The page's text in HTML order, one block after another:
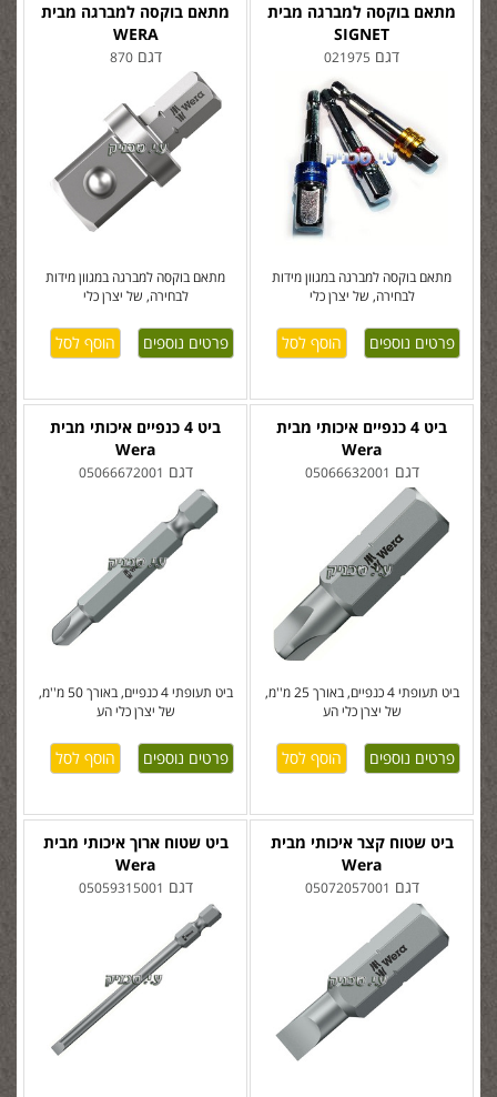
מתאם בוקסה למברגה מבית
WERA
דגם870
מתאם בוקסה למברגה במגוון מידות
לבחירה, של יצרן כלי
פרטים נוספים
מתאם בוקסה למברגה מבית
SIGNET
דגם 021975
מתאם בוקסה למברגה במגוון מידות
לבחירה, של יצרן כלי
פרטים נוספים
ביט 4 כנפיים איכותי מבית
Wera
דגם 05066672001
ביט תעופתי 4 כנפיים, באורך 50 מ''מ,
של יצרן כלי הע
פרטים נוספים
ביט 4 כנפיים איכותי מבית
Wera
דגם 05066632001
ביט תעופתי 4 כנפיים, באורך 25 מ''מ,
של יצרן כלי הע
פרטים נוספים
ביט שטוח ארוך איכותי מבית
Wera
דגם 05059315001
ביט שטוח קצר איכותי מבית
Wera
דגם 05072057001